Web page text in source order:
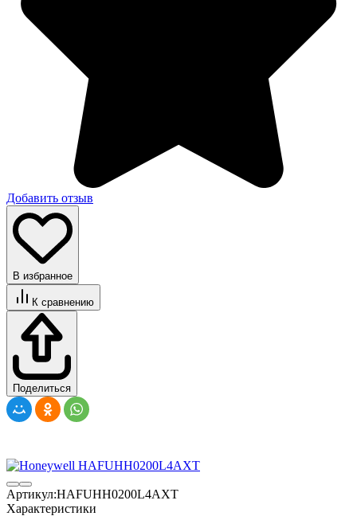
Добавить отзыв
В избранное
К сравнению
Поделиться
Артикул:HAFUHH0200L4AXT
Характеристики